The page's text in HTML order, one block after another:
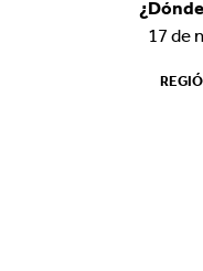
17 de
17 de